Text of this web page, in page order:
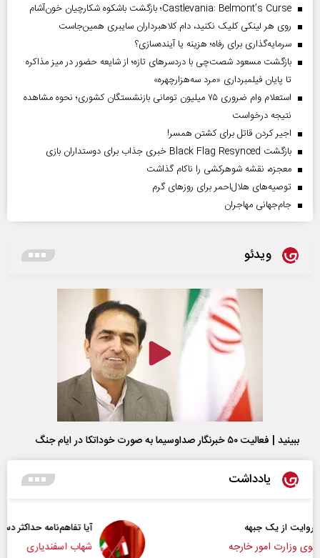
Castlevania: Belmont’s Curse؛ بازگشت باشکوه شکارچیان خون‌آشام
روی هر لینکی کلیک نکنید، دام کلاهبرداران سایبری همین‌جاست
سرمایه‌گذاری برای رفاه؛ هزینه یا آینده‌سازی؟
بازگشت مسعود شصت‌چی با دردسر‌های تازه؛ از شایعه حضور در میز مذاکره
تا پایان فیلمبرداری «مرد سه‌هزارچهره»
استعلام وام ضروری ۷۵ میلیون تومانی بازنشستگان کشوری؛ نحوه مشاهده
نتیجه درخواست
اجیر کردن قاتل برای کشتن همسر!
بازگشت Black Flag Resynced خبری جذاب برای دوستداران بازی
معجزه، نقشه شوهرکشی را ناکام گذاشت
توصیه‌های هلال‌احمر برای روز‌های گرم
جام‌جهانی مهاجران
ویدئو
ببینید | فعالیت ۵۰ خبرنگار صداوسیما به صورت خوداتکا در ایام جنگ
یادداشت
آیا تفاهم‌نامه حداکثر دستاورد راهبردی ایران بود؟
شهاب اسفندیاری